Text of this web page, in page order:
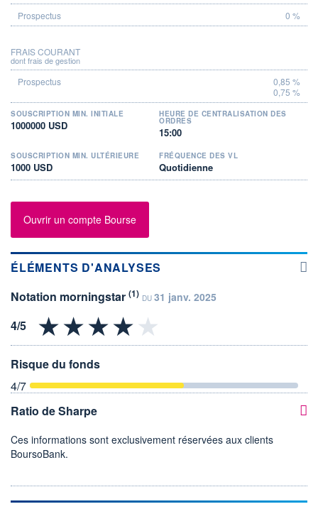
0 %
FRAIS COURANT
dont frais de gestion
0,85 %
0,75 %
SOUSCRIPTION MIN. INITIALE
1000000 USD
HEURE DE CENTRALISATION DES
ORDRES
15:00
SOUSCRIPTION MIN. ULTÉRIEURE
1000 USD
FRÉQUENCE DES VL
Quotidienne
Ouvrir un compte Bourse
ÉLÉMENTS D'ANALYSES
Notation morningstar (1) DU 31 janv. 2025
Risque du fonds
4/7
Ratio de Sharpe
Ces informations sont exclusivement réservées aux clients
BoursoBank.